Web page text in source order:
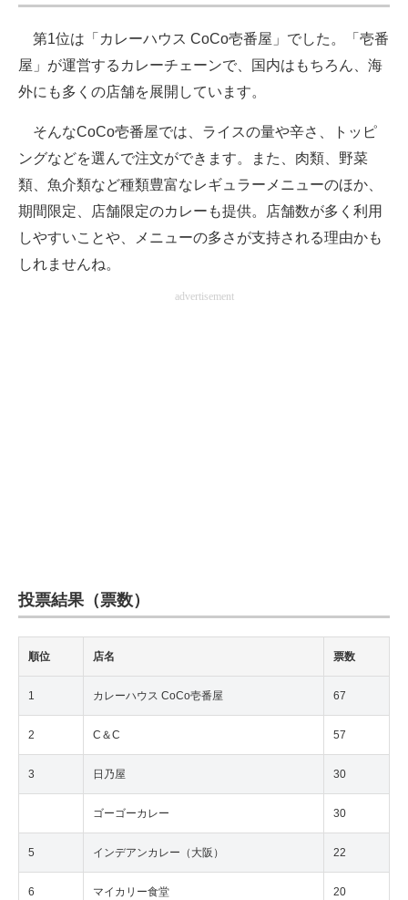
第1位は「カレーハウス CoCo壱番屋」でした。「壱番
屋」が運営するカレーチェーンで、国内はもちろん、海
外にも多くの店舗を展開しています。
そんなCoCo壱番屋では、ライスの量や辛さ、トッピ
ングなどを選んで注文ができます。また、肉類、野菜
類、魚介類など種類豊富なレギュラーメニューのほか、
期間限定、店舗限定のカレーも提供。店舗数が多く利用
しやすいことや、メニューの多さが支持される理由かも
しれませんね。
advertisement
投票結果（票数）
順位 店名 票数
1 カレーハウス CoCo壱番屋 67
2 C＆C 57
3 日乃屋 30
ゴーゴーカレー 30
5 インデアンカレー（大阪） 22
6 マイカリー食堂 20